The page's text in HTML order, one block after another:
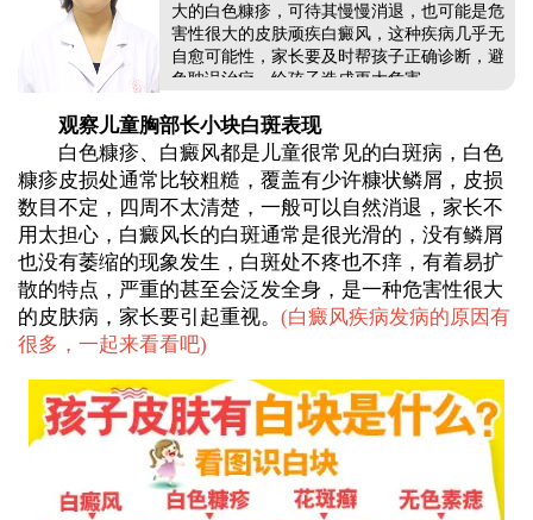
大的白色糠疹，可待其慢慢消退，也可能是危
害性很大的皮肤顽疾白癜风，这种疾病几乎无
自愈可能性，家长要及时帮孩子正确诊断，避
免耽误治疗，给孩子造成更大危害。...
观察儿童胸部长小块白斑表现
白色糠疹、白癜风都是儿童很常见的白斑病，白色
糠疹皮损处通常比较粗糙，覆盖有少许糠状鳞屑，皮损
数目不定，四周不太清楚，一般可以自然消退，家长不
用太担心，白癜风长的白斑通常是很光滑的，没有鳞屑
也没有萎缩的现象发生，白斑处不疼也不痒，有着易扩
散的特点，严重的甚至会泛发全身，是一种危害性很大
的皮肤病，家长要引起重视。 (白癜风疾病发病的原因有
很多，一起来看看吧)